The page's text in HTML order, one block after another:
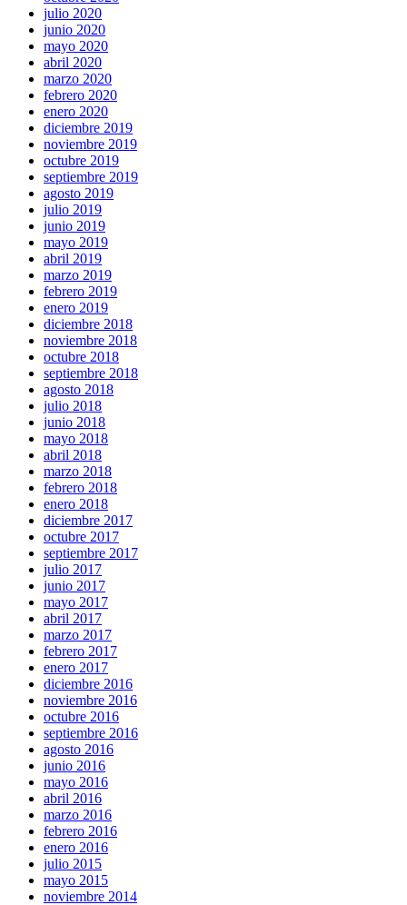
julio 2020
junio 2020
mayo 2020
abril 2020
marzo 2020
febrero 2020
enero 2020
diciembre 2019
noviembre 2019
octubre 2019
septiembre 2019
agosto 2019
julio 2019
junio 2019
mayo 2019
abril 2019
marzo 2019
febrero 2019
enero 2019
diciembre 2018
noviembre 2018
octubre 2018
septiembre 2018
agosto 2018
julio 2018
junio 2018
mayo 2018
abril 2018
marzo 2018
febrero 2018
enero 2018
diciembre 2017
octubre 2017
septiembre 2017
julio 2017
junio 2017
mayo 2017
abril 2017
marzo 2017
febrero 2017
enero 2017
diciembre 2016
noviembre 2016
octubre 2016
septiembre 2016
agosto 2016
junio 2016
mayo 2016
abril 2016
marzo 2016
febrero 2016
enero 2016
julio 2015
mayo 2015
noviembre 2014